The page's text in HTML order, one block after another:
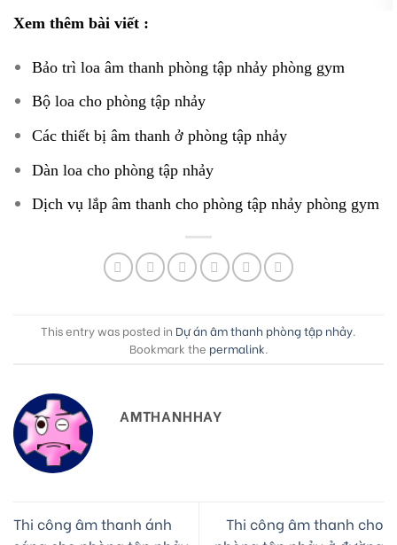
Xem thêm bài viết :
Bảo trì loa âm thanh phòng tập nhảy phòng gym
Bộ loa cho phòng tập nhảy
Các thiết bị âm thanh ở phòng tập nhảy
Dàn loa cho phòng tập nhảy
Dịch vụ lắp âm thanh cho phòng tập nhảy phòng gym
This entry was posted in Dự án âm thanh phòng tập nhảy
Bookmark the permalink
AMTHANHHAY
Thi công âm thanh ánh
Thi công âm thanh cho